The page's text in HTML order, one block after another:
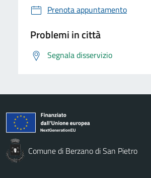
Prenota appuntamento
Problemi in città
Segnala disservizio
Comune di Berzano di San Pietro